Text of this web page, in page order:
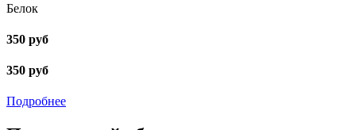
Белок
350 руб
350 руб
Подробнее